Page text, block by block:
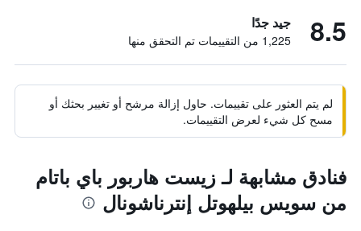
8.5 جيد جدًا
1,225 من التقييمات تم التحقق منها
لم يتم العثور على تقييمات. حاول إزالة مرشح أو تغيير بحثك أو
مسح كل شيء لعرض التقييمات.
فنادق مشابهة لـ زيست هاربور باي باتام
من سويس بيلهوتل إنترناشونال